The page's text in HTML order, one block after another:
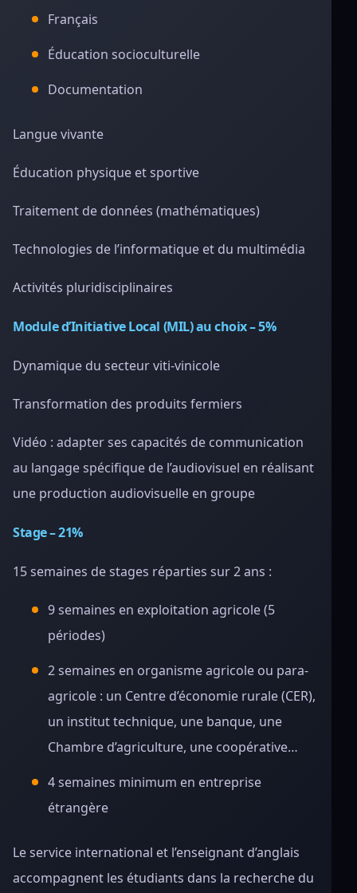
Français
Éducation socioculturelle
Documentation
Langue vivante
Éducation physique et sportive
Traitement de données (mathématiques)
Technologies de l’informatique et du multimédia
Activités pluridisciplinaires
Module d’Initiative Local (MIL) au choix – 5%
Dynamique du secteur viti-vinicole
Transformation des produits fermiers
Vidéo : adapter ses capacités de communication
au langage spécifique de l’audiovisuel en réalisant
une production audiovisuelle en groupe
Stage – 21%
15 semaines de stages réparties sur 2 ans :
9 semaines en exploitation agricole (5
périodes)
2 semaines en organisme agricole ou para-
agricole : un Centre d’économie rurale (CER),
un institut technique, une banque, une
Chambre d’agriculture, une coopérative…
4 semaines minimum en entreprise
étrangère
Le service international et l’enseignant d’anglais
accompagnent les étudiants dans la recherche du